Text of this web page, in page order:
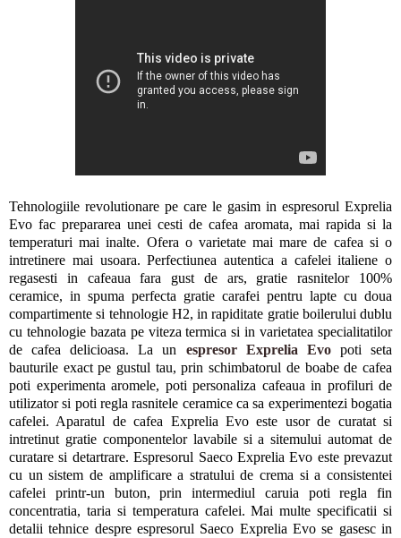
Tehnologiile revolutionare pe care le gasim in espresorul Exprelia
Evo fac prepararea unei cesti de cafea aromata, mai rapida si la
temperaturi mai inalte. Ofera o varietate mai mare de cafea si o
intretinere mai usoara. Perfectiunea autentica a cafelei italiene o
regasesti in cafeaua fara gust de ars, gratie rasnitelor 100%
ceramice, in spuma perfecta gratie carafei pentru lapte cu doua
compartimente si tehnologie H2, in rapiditate gratie boilerului dublu
cu tehnologie bazata pe viteza termica si in varietatea specialitatilor
de cafea delicioasa. La un espresor Exprelia Evopoti seta
bauturile exact pe gustul tau, prin schimbatorul de boabe de cafea
poti experimenta aromele, poti personaliza cafeaua in profiluri de
utilizator si poti regla rasnitele ceramice ca sa experimentezi bogatia
cafelei. Aparatul de cafea Exprelia Evo este usor de curatat si
intretinut gratie componentelor lavabile si a sitemului automat de
curatare si detartrare. Espresorul Saeco Exprelia Evo este prevazut
cu un sistem de amplificare a stratului de crema si a consistentei
cafelei printr-un buton, prin intermediul caruia poti regla fin
concentratia, taria si temperatura cafelei. Mai multe specificatii si
detalii tehnice despre espresorul Saeco Exprelia Evo se gasesc in